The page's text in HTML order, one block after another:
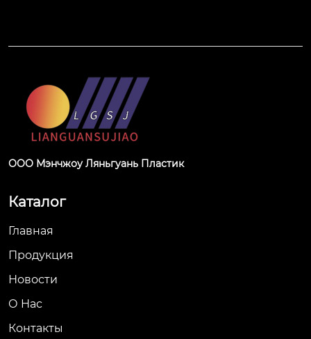
ООО Мэнчжоу Ляньгуань Пластик
Каталог
Главная
Продукция
Новости
О Hас
Контакты